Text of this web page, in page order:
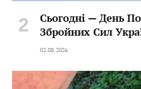
Сьогодні — День
Збройних Сил
02.08.2026